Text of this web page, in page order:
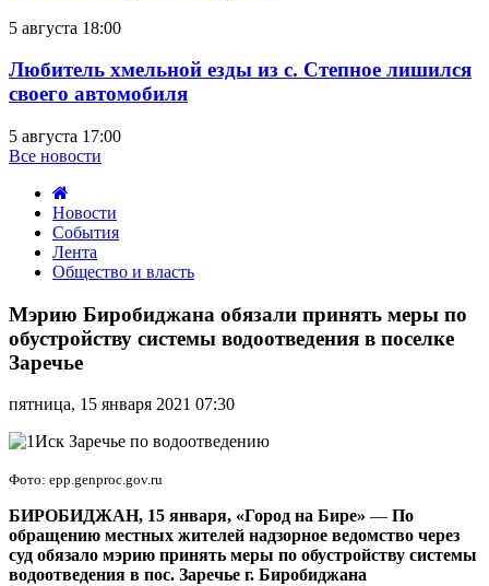
5 августа 18:00
Любитель хмельной езды из с. Степное лишился
своего автомобиля
5 августа 17:00
Все новости
Новости
События
Лента
Общество и власть
Биробиджана
обязали
принять
меры
обустройству
водоотведения
поселке
Заречье
Мэрию Биробиджана обязали принять меры по
обустройству системы водоотведения в поселке
Заречье
пятница, 15 января 2021 07:30
Фото: epp.genproc.gov.ru
БИРОБИДЖАН, 15 января, «Город на Бире» — По
обращению местных жителей надзорное ведомство через
суд обязало мэрию принять меры по обустройству системы
водоотведения в пос. Заречье г. Биробиджана